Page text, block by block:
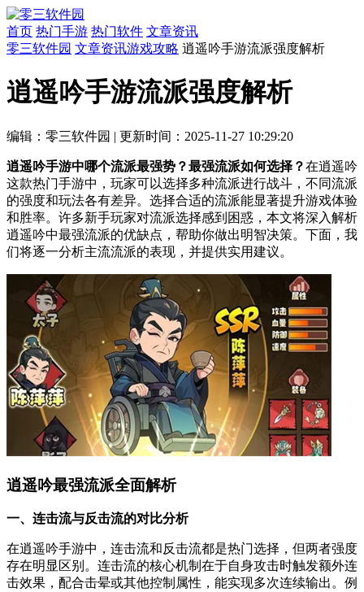
首页 热门手游 热门软件 文章资讯
零三软件园 文章资讯游戏攻略 逍遥吟手游流派强度解析
逍遥吟手游流派强度解析
编辑：零三软件园 | 更新时间：2025-11-27 10:29:20
逍遥吟手游中哪个流派最强势？最强流派如何选择？在逍遥吟
这款热门手游中，玩家可以选择多种流派进行战斗，不同流派
的强度和玩法各有差异。选择合适的流派能显著提升游戏体验
和胜率。许多新手玩家对流派选择感到困惑，本文将深入解析
逍遥吟中最强流派的优缺点，帮助你做出明智决策。下面，我
们将逐一分析主流流派的表现，并提供实用建议。
逍遥吟最强流派全面解析
一、连击流与反击流的对比分析
在逍遥吟手游中，连击流和反击流都是热门选择，但两者强度
存在明显区别。连击流的核心机制在于自身攻击时触发额外连
击效果，配合击晕或其他控制属性，能实现多次连续输出。例